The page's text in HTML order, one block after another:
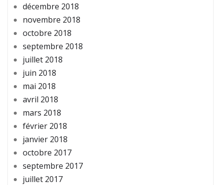
décembre 2018
novembre 2018
octobre 2018
septembre 2018
juillet 2018
juin 2018
mai 2018
avril 2018
mars 2018
février 2018
janvier 2018
octobre 2017
septembre 2017
juillet 2017